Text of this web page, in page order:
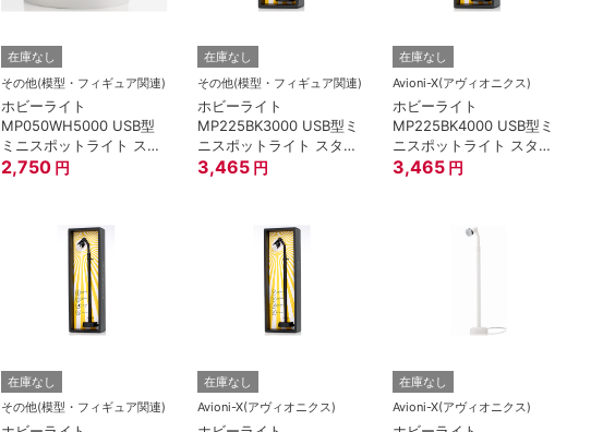
在庫なし
その他(模型・フィギュア関連)
ホビーライト
MP050WH5000 USB型
ミニスポットライト スタ
ンド5cm/白/5000K
2,750 円
在庫なし
その他(模型・フィギュア関連)
ホビーライト
MP225BK3000 USB型ミ
ニスポットライト スタン
ド22.5cm/黒/3000K
3,465 円
在庫なし
Avioni-X(アヴィオニクス)
ホビーライト
MP225BK4000 USB型ミ
ニスポットライト スタン
ド22.5cm/黒/4000K
3,465 円
在庫なし
その他(模型・フィギュア関連)
在庫なし
Avioni-X(アヴィオニクス)
在庫なし
Avioni-X(アヴィオニクス)